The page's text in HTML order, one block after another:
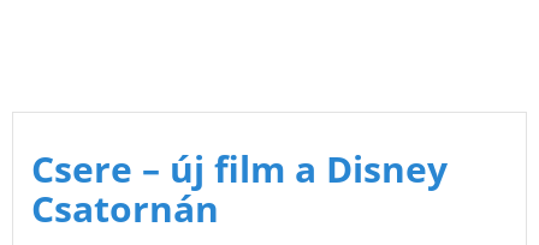
Csere – új film a Disney
Csatornán